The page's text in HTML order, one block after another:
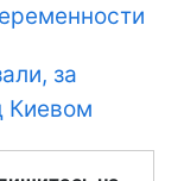
за
Киевом